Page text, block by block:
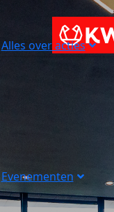
Alles over acties
Evenementen